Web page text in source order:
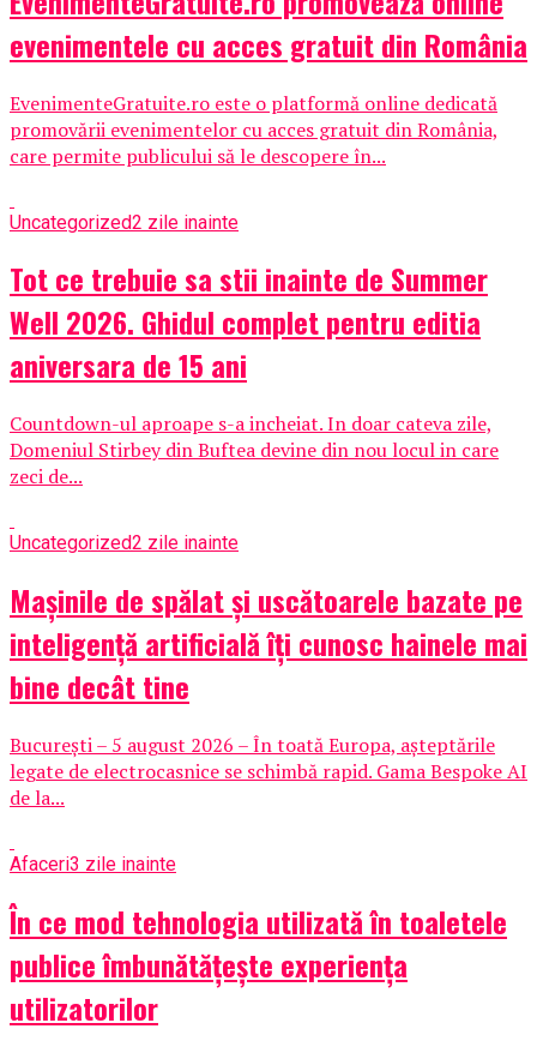
evenimentele cu acces gratuit din România
EvenimenteGratuite.ro este o platformă online dedicată
promovării evenimentelor cu acces gratuit din România,
care permite publicului să le descopere în...
Uncategorized2 zile inainte
Tot ce trebuie sa stii inainte de Summer
Well 2026. Ghidul complet pentru editia
aniversara de 15 ani
Countdown-ul aproape s-a incheiat. In doar cateva zile,
Domeniul Stirbey din Buftea devine din nou locul in care
zeci de...
Uncategorized2 zile inainte
Mașinile de spălat și uscătoarele bazate pe
inteligență artificială îți cunosc hainele mai
bine decât tine
București – 5 august 2026 – În toată Europa, așteptările
legate de electrocasnice se schimbă rapid. Gama Bespoke AI
de la...
Afaceri3 zile inainte
În ce mod tehnologia utilizată în toaletele
publice îmbunătățește experiența
utilizatorilor